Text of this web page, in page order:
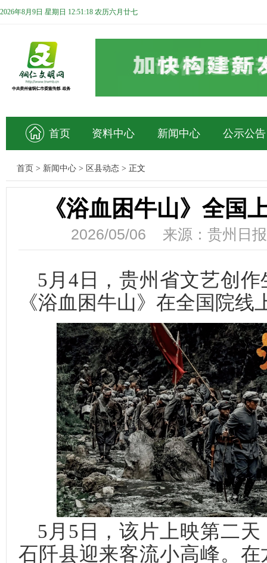
2026年8月9日 星期日 12:51:19 农历六月廿七
首页 资料中心 新闻中心 公示公告
首页 > 新闻中心 > 区县动态 > 正文
《浴血困牛山》全国
2026/05/06 来源：贵州日
5月4日，贵州省文艺创
《浴血困牛山》在全国院线
5月5日，该片上映第二
石阡县迎来客流小高峰。